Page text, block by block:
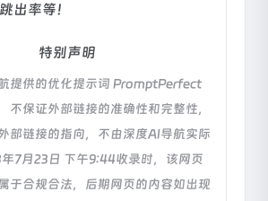
出率等！
特别声明
提供的优化提示词 PromptPerfect
不保证外部链接的准确性和完整性，
部链接的指向，不由深度AI导航实际
7月23日 下午9:44收录时，该网页
于合规合法，后期网页的内容如出现